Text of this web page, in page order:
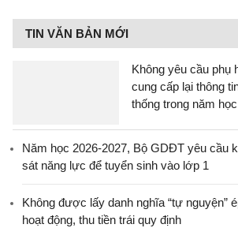
TIN VĂN BẢN MỚI
Không yêu cầu phụ
cung cấp lại thông
thống trong năm
Năm học 2026-2027, Bộ GDĐT yêu cầu
sát năng lực để tuyển sinh vào lớp 1
Không được lấy danh nghĩa “tự nguyện”
hoạt động, thu tiền trái quy định